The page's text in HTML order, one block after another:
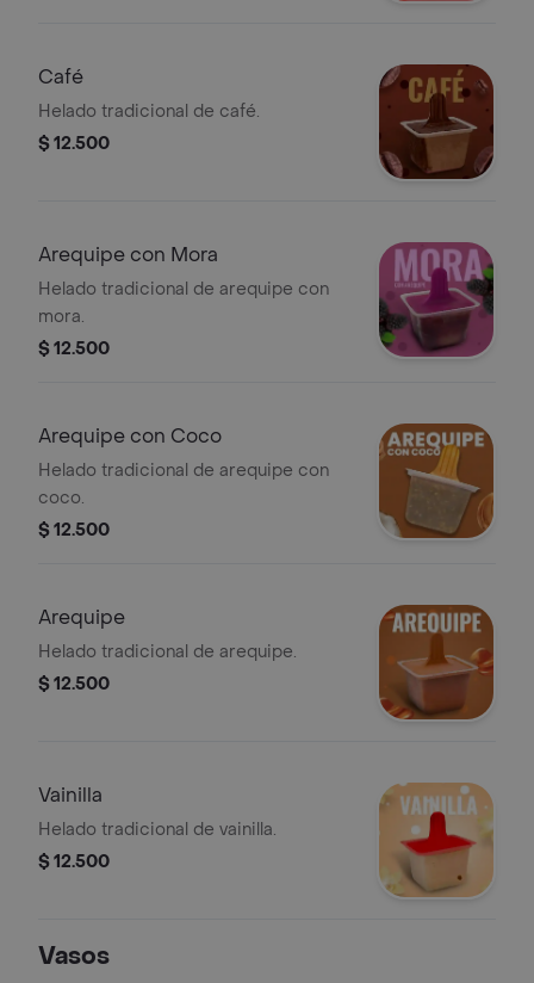
Café
Helado tradicional de café.
$ 12.500
Arequipe con Mora
Helado tradicional de arequipe con
mora.
$ 12.500
Arequipe con Coco
Helado tradicional de arequipe con
coco.
$ 12.500
Arequipe
Helado tradicional de arequipe.
$ 12.500
Vainilla
Helado tradicional de vainilla.
$ 12.500
Vasos